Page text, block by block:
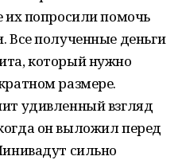
их попросили помочь
Все полученные деньги
который нужно
размере.
удивленный взгляд
он выложил перед
сильно